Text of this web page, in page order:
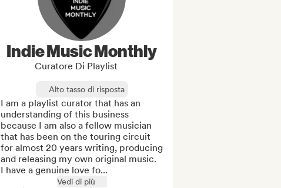
Indie Music Monthly
Curatore Di Playlist
Alto tasso di risposta
I am a playlist curator that has an
understanding of this business
because I am also a fellow musician
that has been on the touring circuit
for almost 20 years writing, producing
and releasing my own original music.
I have a genuine love fo...
Vedi di più